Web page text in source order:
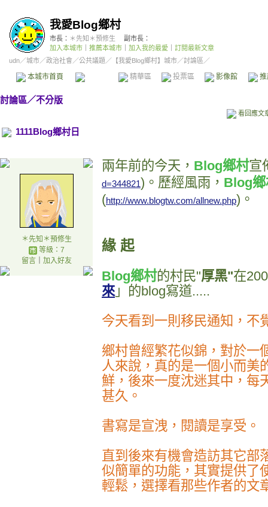
我愛Blog鄉村
市長： ＊先知＊預修生
副市長：
加入本城市
推薦本城市 加入我的最愛
訂閱最新文章
udn／城市／政治社會 ／公共議題 ／ 【我愛Blog鄉村】城市／討論區／
本城市首頁 精華區 投票區 影像館
討論區／不分版
看回應文
1111Blog鄉村日
＊先知＊預修生
等級：7
留言｜ 加入好友
兩年前的今天， Blog鄉村宣
d=344821)。歷經風雨， Blog鄉
(http://www.blogtw.com/allnew.php)。
緣 起
Blog鄉村的村民"厚黑"在
來」的blog寫道.....
今天看到一則移民通知，不
鄉村曾經繁花似錦，對於一
人來說，真的是一個小而美
鮮，後來一度沈迷其中，每
甚久。
書寫是宣洩，閱讀是享受。
直到後來有機會造訪其它部
似簡單的功能，其實提供了
輕鬆，選擇看那些作者的文